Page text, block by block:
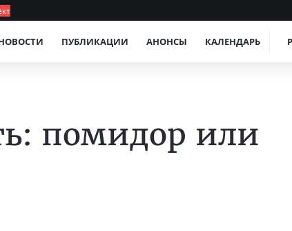
ПУБЛИКАЦИИ АНОНСЫ КАЛЕНДАРЬ
помидор или